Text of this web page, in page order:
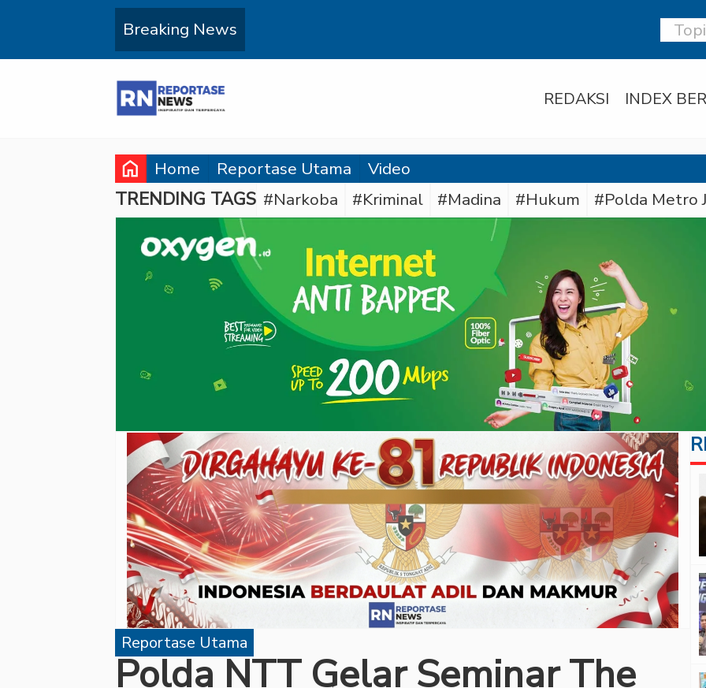
Breaking News
REDAKSI INDEX
home Home Reportase Utama Video
TRENDING TAGS #Narkoba #Kriminal #Madina #Hukum #Polda Metro
Reportase Utama
Polda NTT Gelar Seminar The